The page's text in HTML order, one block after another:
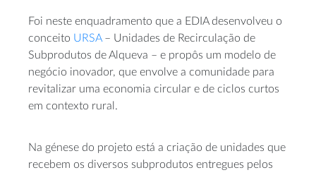
Foi neste enquadramento que a EDIA desenvolveu o
conceito URSA– Unidades de Recirculação de
Subprodutos de Alqueva – e propôs um modelo de
negócio inovador, que envolve a comunidade para
revitalizar uma economia circular e de ciclos curtos
em contexto rural.
Na génese do projeto está a criação de unidades que
recebem os diversos subprodutos entregues pelos